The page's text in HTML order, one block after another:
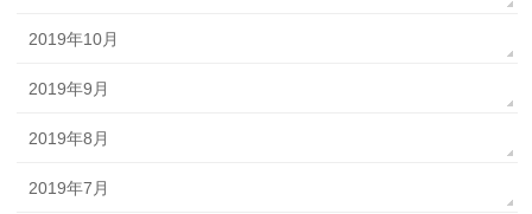
2019年10月
2019年9月
2019年8月
2019年7月